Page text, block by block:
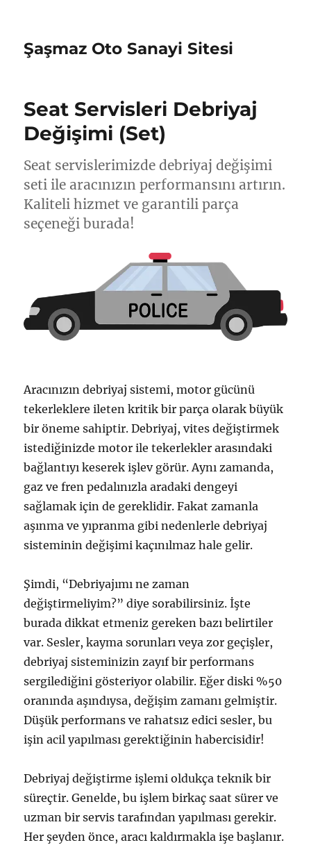
Şaşmaz Oto Sanayi Sitesi
Seat Servisleri Debriyaj
Değişimi (Set)
Seat servislerimizde debriyaj değişimi
seti ile aracınızın performansını artırın.
Kaliteli hizmet ve garantili parça
seçeneği burada!
Aracınızın debriyaj sistemi, motor gücünü
tekerleklere ileten kritik bir parça olarak büyük
bir öneme sahiptir. Debriyaj, vites değiştirmek
istediğinizde motor ile tekerlekler arasındaki
bağlantıyı keserek işlev görür. Aynı zamanda,
gaz ve fren pedalınızla aradaki dengeyi
sağlamak için de gereklidir. Fakat zamanla
aşınma ve yıpranma gibi nedenlerle debriyaj
sisteminin değişimi kaçınılmaz hale gelir.
Şimdi, “Debriyajımı ne zaman
değiştirmeliyim?” diye sorabilirsiniz. İşte
burada dikkat etmeniz gereken bazı belirtiler
var. Sesler, kayma sorunları veya zor geçişler,
debriyaj sisteminizin zayıf bir performans
sergilediğini gösteriyor olabilir. Eğer diski %50
oranında aşındıysa, değişim zamanı gelmiştir.
Düşük performans ve rahatsız edici sesler, bu
işin acil yapılması gerektiğinin habercisidir!
Debriyaj değiştirme işlemi oldukça teknik bir
süreçtir. Genelde, bu işlem birkaç saat sürer ve
uzman bir servis tarafından yapılması gerekir.
Her şeyden önce, aracı kaldırmakla işe başlanır.